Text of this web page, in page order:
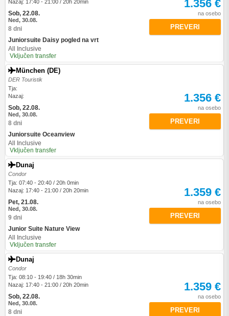
Nazaj: 17:40 - 21:00 / 20h 20min
Sob, 22.08.
Ned, 30.08.
8 dni
Juniorsuite Daisy pogled na vrt
All Inclusive
Vključen transfer
1.356 €
na osebo
PREVERI
München (DE)
DER Touristik
Tja:
Nazaj:
Sob, 22.08.
Ned, 30.08.
8 dni
Juniorsuite Oceanview
All Inclusive
Vključen transfer
1.356 €
na osebo
PREVERI
Dunaj
Condor
Tja: 07:40 - 20:40 / 20h 0min
Nazaj: 17:40 - 21:00 / 20h 20min
Pet, 21.08.
Ned, 30.08.
9 dni
Junior Suite Nature View
All Inclusive
Vključen transfer
1.359 €
na osebo
PREVERI
Dunaj
Condor
Tja: 08:10 - 19:40 / 18h 30min
Nazaj: 17:40 - 21:00 / 20h 20min
Sob, 22.08.
Ned, 30.08.
8 dni
1.359 €
na osebo
PREVERI